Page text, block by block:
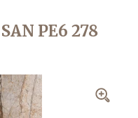
PE6 278